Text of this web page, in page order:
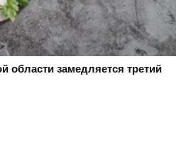
области замедляется третий